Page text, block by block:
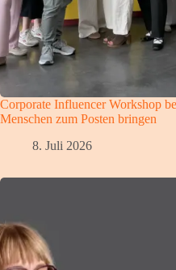
Corporate Influencer Workshop
Menschen zum Posten bringen
8. Juli 2026